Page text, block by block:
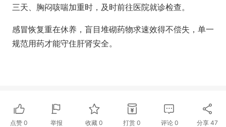
三天、胸闷咳喘加重时，及时前往医院就诊检查。
感冒恢复重在休养，盲目堆砌药物求速效得不偿失，单一
规范用药才能守住肝肾安全。
点赞 0 举报 收藏0 打赏 0 评论 0 分享 47